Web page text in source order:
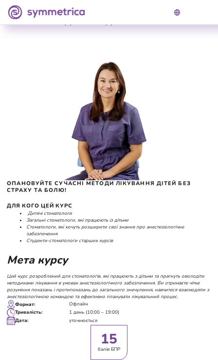
ЛІКУВАННЯ ДІТЕЙ ПІД АНЕСТЕЗІЄЮ
ОПАНОВУЙТЕ СУЧАСНІ МЕТОДИ ЛІКУВАННЯ ДІТЕЙ БЕЗ
СТРАХУ ТА БОЛЮ!
ДЛЯ КОГО ЦЕЙ КУРС
Дитячі стоматологи
Загальні стоматологи, які працюють із дітьми
Стоматологи, які хочуть розширити свої знання про анестезіологічне
забезпечення
Студенти-стоматологи старших курсів
Мета курсу
Цей курс розроблений для стоматологів, які працюють з дітьми та прагнуть оволодіти
методиками лікування в умовах анестезіологічного забезпечення. Ви отримаєте чітке
розуміння показань і протипоказань до загального знечулення, навчитеся взаємодіяти з
анестезіологічною командою та ефективно планувати лікувальний процес.
Формат:
Офлайн
Тривалість:
1 день (10:00 – 19:00)
Дата:
уточнюється
15
балів БПР